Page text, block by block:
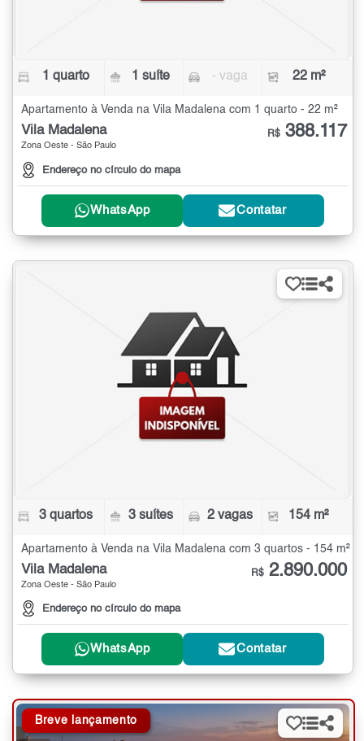
1 quarto 1 suíte - vaga 22 m²
Apartamento à Venda na Vila Madalena com 1 quarto - 22 m²
Vila Madalena
Zona Oeste - São Paulo
Endereço no círculo do mapa
R$ 388.117
WhatsApp Contatar
3 quartos 3 suítes 2 vagas 154 m²
Apartamento à Venda na Vila Madalena com 3 quartos - 154 m²
Vila Madalena
Zona Oeste - São Paulo
Endereço no círculo do mapa
R$ 2.890.000
WhatsApp Contatar
Breve lançamento